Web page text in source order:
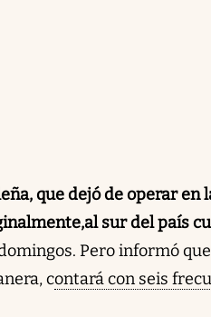
que dejó de operar
al sur del país
Pero informó que
contará con seis